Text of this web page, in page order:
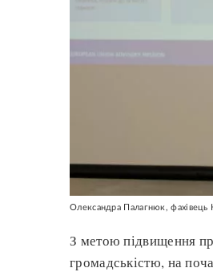
Олександра Палагнюк,
З метою підвищення
громадськістю, на